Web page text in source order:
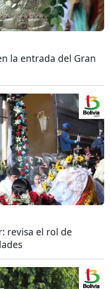
la entrada del Gran
revisa el rol de